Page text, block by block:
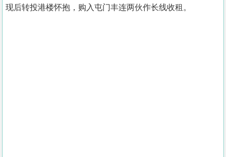
现后转投港楼怀抱，购入屯门丰连两伙作长线收租。